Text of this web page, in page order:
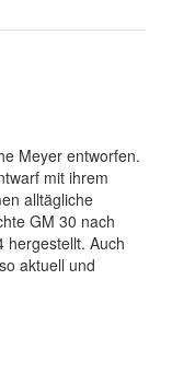
Meyer entworfen.
mit ihrem
alltägliche
GM 30 nach
hergestellt. Auch
aktuell und